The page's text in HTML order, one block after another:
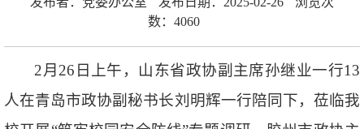
数： 4060
2月26日上午，山东省政协副主席孙继业一行13
人在青岛市政协副秘书长刘明辉一行陪同下，莅临我